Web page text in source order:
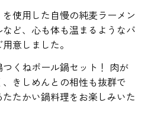
使用した自慢の純麦ラーメン
ど、心も体も温まるようなバ
意しました。
くねボール鍋セット！ 肉が
きしめんとの相性も抜群で
たかい鍋料理をお楽しみいた